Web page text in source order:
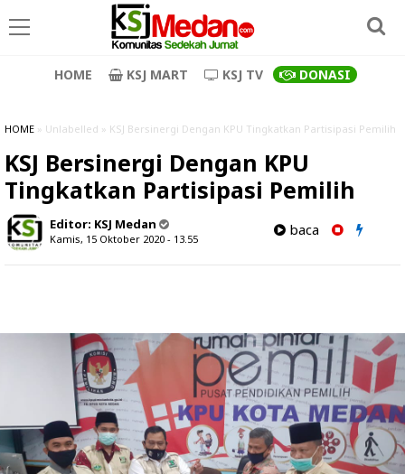
HOME KSJ MART KSJ TV DONASI
HOME » Unlabelled » KSJ Bersinergi Dengan KPU Tingkatkan Partisipasi Pemilih
KSJ Bersinergi Dengan KPU
Tingkatkan Partisipasi Pemilih
Editor: KSJ Medan
Kamis, 15 Oktober 2020 - 13.55
baca